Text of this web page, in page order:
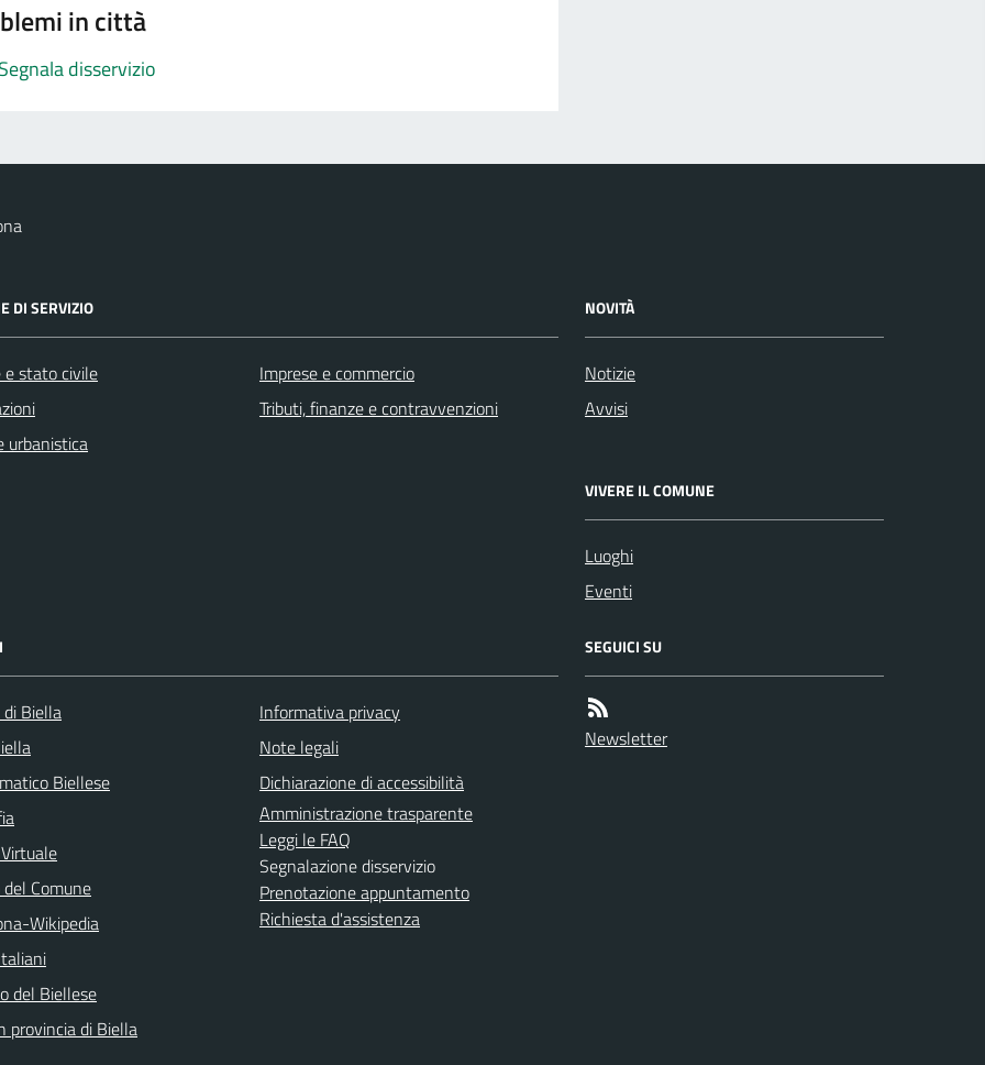
in città
Segnala disservizio
DI SERVIZIO
e stato civile
urbanistica
Imprese e commercio
Tributi, finanze e contravvenzioni
NOVITÀ
Notizie
Avvisi
VIVERE IL COMUNE
Luoghi
Eventi
Biella
Biellese
Comune
Wikipedia
del Biellese
provincia di Biella
Informativa privacy
Note legali
Dichiarazione di accessibilità
Amministrazione trasparente
Leggi le FAQ
Segnalazione disservizio
Prenotazione appuntamento
Richiesta d'assistenza
SEGUICI SU
Newsletter